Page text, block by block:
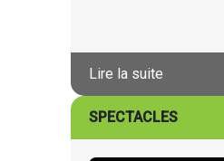
Lire la suite
SPECTACLES